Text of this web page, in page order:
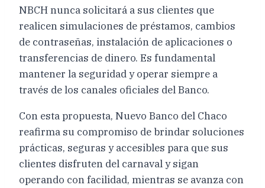
NBCH nunca solicitará a sus clientes que
realicen simulaciones de préstamos, cambios
de contraseñas, instalación de aplicaciones o
transferencias de dinero. Es fundamental
mantener la seguridad y operar siempre a
través de los canales oficiales del Banco.
Con esta propuesta, Nuevo Banco del Chaco
reafirma su compromiso de brindar soluciones
prácticas, seguras y accesibles para que sus
clientes disfruten del carnaval y sigan
operando con facilidad, mientras se avanza con